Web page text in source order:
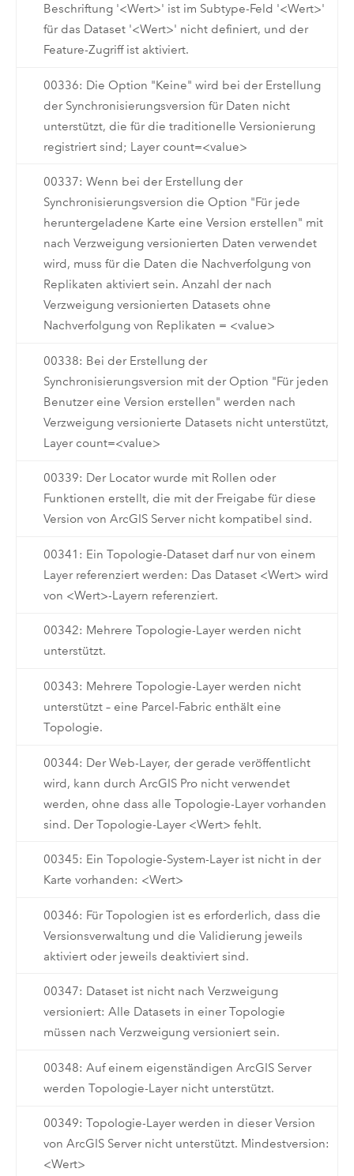
Beschriftung '<Wert>' ist im Subtype-Feld '<Wert>'
für das Dataset '<Wert>' nicht definiert, und der
Feature-Zugriff ist aktiviert.
00336: Die Option "Keine" wird bei der Erstellung
der Synchronisierungsversion für Daten nicht
unterstützt, die für die traditionelle Versionierung
registriert sind; Layer count=<value>
00337: Wenn bei der Erstellung der
Synchronisierungsversion die Option "Für jede
heruntergeladene Karte eine Version erstellen" mit
nach Verzweigung versionierten Daten verwendet
wird, muss für die Daten die Nachverfolgung von
Replikaten aktiviert sein. Anzahl der nach
Verzweigung versionierten Datasets ohne
Nachverfolgung von Replikaten = <value>
00338: Bei der Erstellung der
Synchronisierungsversion mit der Option "Für jeden
Benutzer eine Version erstellen" werden nach
Verzweigung versionierte Datasets nicht unterstützt,
Layer count=<value>
00339: Der Locator wurde mit Rollen oder
Funktionen erstellt, die mit der Freigabe für diese
Version von ArcGIS Server nicht kompatibel sind.
00341: Ein Topologie-Dataset darf nur von einem
Layer referenziert werden: Das Dataset <Wert> wird
von <Wert>-Layern referenziert.
00342: Mehrere Topologie-Layer werden nicht
unterstützt.
00343: Mehrere Topologie-Layer werden nicht
unterstützt – eine Parcel-Fabric enthält eine
Topologie.
00344: Der Web-Layer, der gerade veröffentlicht
wird, kann durch ArcGIS Pro nicht verwendet
werden, ohne dass alle Topologie-Layer vorhanden
sind. Der Topologie-Layer <Wert> fehlt.
00345: Ein Topologie-System-Layer ist nicht in der
Karte vorhanden: <Wert>
00346: Für Topologien ist es erforderlich, dass die
Versionsverwaltung und die Validierung jeweils
aktiviert oder jeweils deaktiviert sind.
00347: Dataset ist nicht nach Verzweigung
versioniert: Alle Datasets in einer Topologie
müssen nach Verzweigung versioniert sein.
00348: Auf einem eigenständigen ArcGIS Server
werden Topologie-Layer nicht unterstützt.
00349: Topologie-Layer werden in dieser Version
von ArcGIS Server nicht unterstützt. Mindestversion:
<Wert>